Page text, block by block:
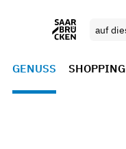
GENUSS SHOPPING